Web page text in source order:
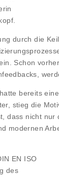
durch die
Schon
hatte bereits
stieg die
dass nicht
modernen
EN ISO
des